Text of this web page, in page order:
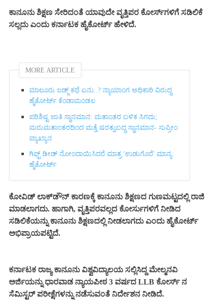
ಕಾನೂನು ಶಿಕ್ಷಣ ಸೇರಿದಂತೆ ಯಾವುದೇ ವೃತ್ತಿಪರ ಕೋರ್ಸ್‌ಗಳಿಗೆ ಸಡಿಲಿಕೆ
ಸಲ್ಲದು ಎಂದು ಕರ್ನಾಟಕ ಹೈಕೋರ್ಟ್ ಹೇಳಿದೆ.
MORE ARTICLE
ಮಾಲೂರು ಜಡ್ಜ್‌ ಕಥೆ ಏನು..? ನ್ಯಾಯಾಂಗ ಅಧಿಕಾರಿ ವಿರುದ್ಧ
ಹೈಕೋರ್ಟ್ ಕೆಂಡಾಮಂಡಲ
ಪರಿಶಿಷ್ಟ ಜಾತಿ ಸ್ಥಾನಮಾನ: ಮತಾಂತರ ಬಳಿಕ ಸಿಗದು;
ಮರುಮತಾಂತರದಿಂದ ಮತ್ತೆ ಷರತ್ತುಬದ್ಧ ಸ್ಥಾನಮಾನ- ಸುಪ್ರೀಂ
ವ್ಯಾಖ್ಯಾನ
ಗಿಫ್ಟ್‌ ಡೀಡ್ ನೋಂದಾಯಿಸಿದರೆ ಮಾತ್ರ 'ಉಡುಗೊರೆ' ಮಾನ್ಯ:
ಹೈಕೋರ್ಟ್‌
ಕೋವಿಡ್ ಲಾಕ್‌ಡೌನ್ ಕಾರಣಕ್ಕೆ ಕಾನೂನು ಶಿಕ್ಷಣದ ಗುಣಮಟ್ಟದಲ್ಲಿ ರಾಜಿ
ಮಾಡಲಾಗದು. ಹಾಗಾಗಿ, ವೃತ್ತಿಪರವಲ್ಲದ ಕೋರ್ಸುಗಳಿಗೆ ನೀಡಿದ
ಸಡಿಲಿಕೆಯನ್ನು ಕಾನೂನು ಶಿಕ್ಷಣದಲ್ಲಿ ನೀಡಲಾಗದು ಎಂದು ಹೈಕೋರ್ಟ್
ಅಭಿಪ್ರಾಯಪಟ್ಟಿದೆ.
ಕರ್ನಾಟಕ ರಾಜ್ಯ ಕಾನೂನು ವಿಶ್ವವಿದ್ಯಾಲಯ ಸಲ್ಲಿಸಿದ್ದ ಮೇಲ್ಮನವಿ
ಅರ್ಜಿಯನ್ನು ಧಾರವಾಡ ನ್ಯಾಯಪೀಠ 3 ವರ್ಷದ LLB ಕೋರ್ಸ್ ನ
ಸೆಮಿಸ್ಟರ್ ಪರೀಕ್ಷೆಗಳನ್ನು ನಡೆಸುವಂತೆ ನಿರ್ದೇಶನ ನೀಡಿದೆ.